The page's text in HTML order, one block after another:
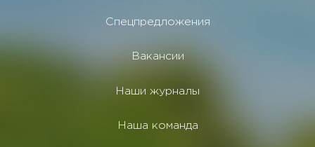
Спецпредложения
Вакансии
Наши журналы
Наша команда